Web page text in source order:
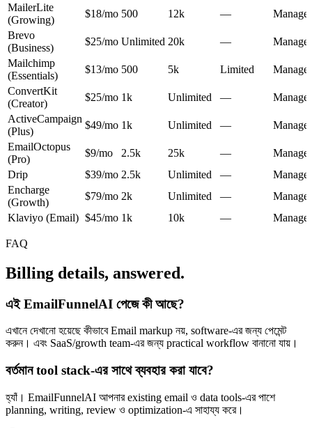
MailerLite
(Growing)
$18/mo 500 12k —
Brevo
(Business)
$25/mo Unlimited 20k —
Mailchimp
(Essentials)
$13/mo 500 5k Limited
ConvertKit
(Creator)
$25/mo 1k Unlimited —
ActiveCampaign
(Plus)
$49/mo 1k Unlimited —
EmailOctopus
(Pro)
$9/mo 2.5k 25k —
Drip
$39/mo 2.5k Unlimited —
Encharge
(Growth)
$79/mo 2k Unlimited —
Klaviyo (Email) $45/mo 1k 10k —
FAQ
Billing details, answered.
এই EmailFunnelAI পেজে কী আছে?
এখানে দেখানো হয়েছে কীভাবে Email markup নয়, software-এর জন্য পেমেন্ট
করুন। এবং SaaS/growth team-এর জন্য practical workflow বানানো যায়।
বর্তমান tool stack-এর সাথে ব্যবহার করা যাবে?
হ্যাঁ। EmailFunnelAI আপনার existing email ও data tools-এর পাশে
planning, writing, review ও optimization-এ সাহায্য করে।